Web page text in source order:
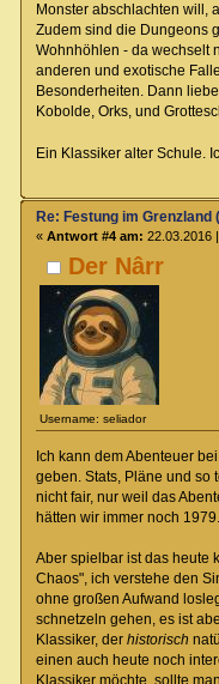
Monster abschlachten will,
Zudem sind die Dungeons
Wohnhöhlen - da wechselt
anderen und exotische
Besonderheiten. Dann
Kobolde, Orks, und
Ein Klassiker alter Schule.
Der Nârr
Username: seliador
Re: Festung im Grenzland
« Antwort #4 am: 22.03.2016
Ich kann dem Abenteuer
geben. Stats, Pläne und so
nicht fair, nur weil das
hätten wir immer noch 1979.
Aber spielbar ist das heute
Chaos", ich verstehe den
ohne großen Aufwand
schnetzeln gehen, es ist
Klassiker, der historisch
einen auch heute noch
Klassiker möchte, sollte